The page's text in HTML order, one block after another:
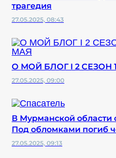
трагедия
27.05.2025, 08:43
О МОЙ БЛОГ I 2 СЕЗОН
27.05.2025, 09:00
В Мурманской области
Под обломками погиб
27.05.2025, 09:13